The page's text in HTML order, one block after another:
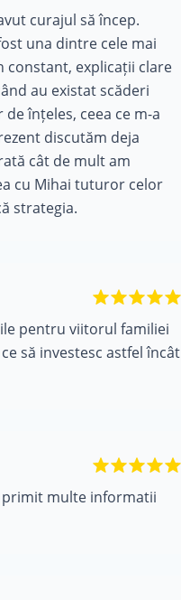
curajul să încep.
una dintre cele mai
constant, explicații clare
au existat scăderi
înțeles, ceea ce m-a
discutăm deja
cât de mult am
cu Mihai tuturor celor
strategia.
pentru viitorul familiei
să investesc astfel încât
primit multe informatii